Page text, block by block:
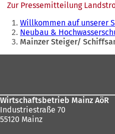
Zur Pressemitteilung
Sie
befinden
sich
hier:
Willkommen auf unserer
Neubau &
Mainzer Steiger/
Wirtschaftsbetrieb Mainz AöR
Industriestraße 70
55120 Mainz